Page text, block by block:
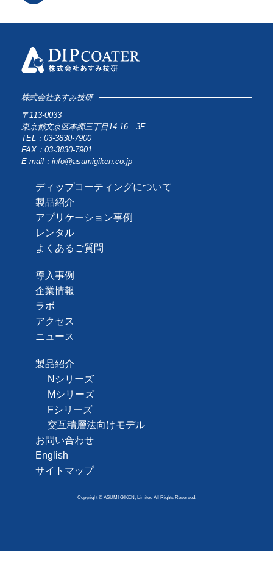
株式会社あすみ技研
〒113-0033
東京都文京区本郷三丁目14-16 3F
TEL：03-3830-7900
FAX：03-3830-7901
E-mail：info@asumigiken.co.jp
ディップコーティングについて
製品紹介
アプリケーション事例
レンタル
よくあるご質問
導入事例
企業情報
ラボ
アクセス
ニュース
製品紹介
Nシリーズ
Mシリーズ
Fシリーズ
交互積層法向けモデル
お問い合わせ
English
サイトマップ
Copyright © ASUMI GIKEN, Limited All Rights Reserved.